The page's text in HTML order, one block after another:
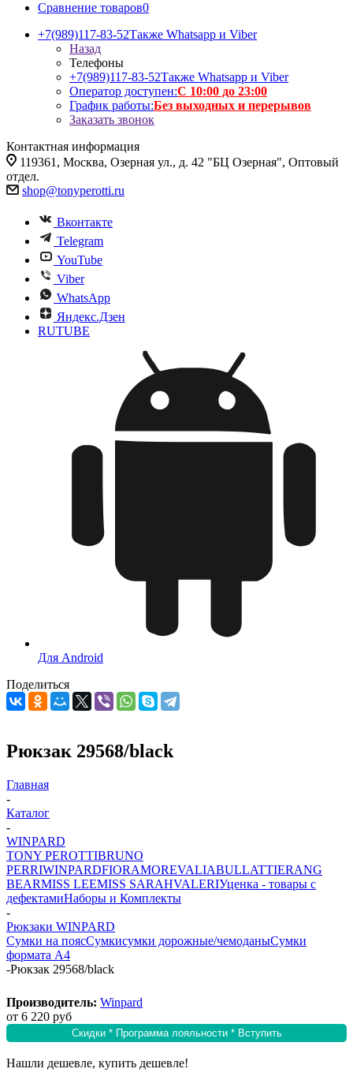
Сравнение товаров0
+7(989)117-83-52Также Whatsapp и Viber
Назад
Телефоны
+7(989)117-83-52Также Whatsapp и Viber
Оператор доступен:С 10:00 до 23:00
График работы:Без выходных и перерывов
Заказать звонок
Контактная информация
119361, Москва, Озерная ул., д. 42 "БЦ Озерная", Оптовый
отдел.
shop@tonyperotti.ru
Вконтакте
Telegram
YouTube
Viber
WhatsApp
Яндекс.Дзен
RUTUBE
Для Android
Поделиться
Рюкзак 29568/black
Главная
-
Каталог
-
WINPARD
TONY PEROTTIBRUNO
PERRIWINPARDFIORAMOREVALIABULLATTIERANG
BEARMISS LEEMISS SARAHVALERIУценка - товары с
дефектамиНаборы и Комплекты
-
Рюкзаки WINPARD
Сумки на поясСумкисумки дорожные/чемоданыСумки
формата А4
-Рюкзак 29568/black
Производитель: Winpard
от 6 220 руб
Скидки * Программа лояльности * Вступить
Нашли дешевле, купить дешевле!